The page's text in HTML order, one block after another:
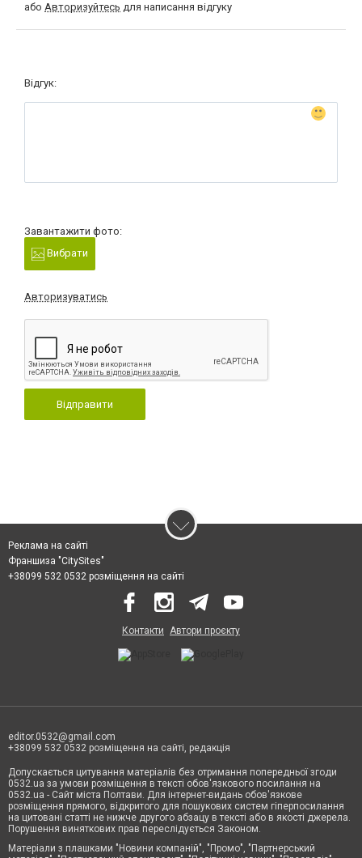
або Авторизуйтесь для написання відгуку
Відгук:
Завантажити фото:
Вибрати
Авторизуватись
Відправити
Реклама на сайті
Франшиза "CitySites"
+38099 532 0532 розміщення на сайті
Контакти Автори проєкту
editor.0532@gmail.com
+38099 532 0532 розміщення на сайті, редакція
Допускається цитування матеріалів без отримання попередньої згоди
0532.ua за умови розміщення в тексті обов'язкового посилання на
0532.ua - Сайт міста Полтави. Для інтернет-видань обов'язкове
розміщення прямого, відкритого для пошукових систем гіперпосилання
на цитовані статті не нижче другого абзацу в тексті або в якості джерела.
Порушення виняткових прав переслідується Законом.
Матеріали з плашками "Новини компаній", "Промо", "Партнерський